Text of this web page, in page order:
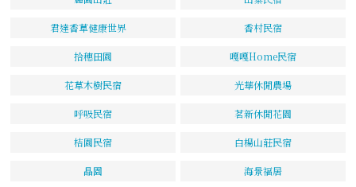
君達香草健康世界 香村民宿
拾穗田園 嘎嘎Home民宿
花草木樹民宿 光華休閒農場
呼吸民宿 茗新休閒花園
桔園民宿 白楊山莊民宿
晶園 海景福居